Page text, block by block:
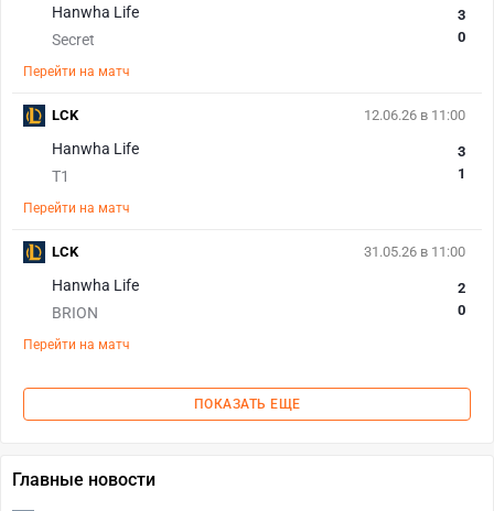
Hanwha Life
Secret
3
0
Перейти на матч
12.06.26 в 11:00
Hanwha Life
T1
3
1
Перейти на матч
LCK
31.05.26 в 11:00
Hanwha Life
BRION
2
0
Перейти на матч
LCK
ПОКАЗАТЬ ЕЩЕ
Главные новости